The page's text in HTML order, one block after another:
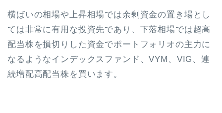
横ばいの相場や上昇相場では余剰資金の置き場とし
ては非常に有用な投資先であり、下落相場では超高
配当株を損切りした資金でポートフォリオの主力に
なるようなインデックスファンド、VYM、VIG、連
続増配高配当株を買います。